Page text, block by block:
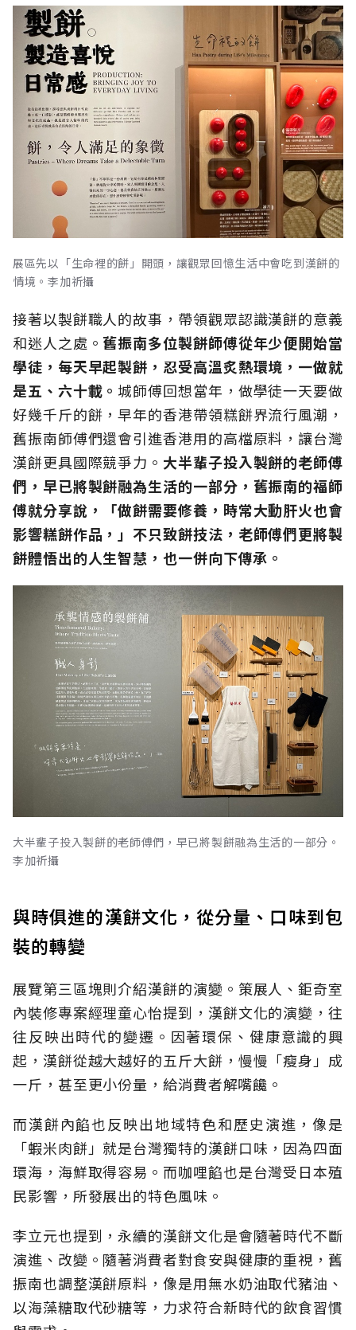
展區先以「生命裡的餅」開頭，讓觀眾回憶生活中會吃到漢餅的
情境。李加祈攝
接著以製餅職人的故事，帶領觀眾認識漢餅的意義
和迷人之處。 舊振南多位製餅師傅從年少便開始當
學徒，每天早起製餅，忍受高溫炙熱環境，一做就
是五、六十載。 城師傅回想當年，做學徒一天要做
好幾千斤的餅，早年的香港帶領糕餅界流行風潮，
舊振南師傅們還會引進香港用的高檔原料，讓台灣
漢餅更具國際競爭力。 大半輩子投入製餅的老師傅
們，早已將製餅融為生活的一部分，舊振南的福師
傅就分享說，「做餅需要修養，時常大動肝火也會
影響糕餅作品，」不只致餅技法，老師傅們更將製
餅體悟出的人生智慧，也一併向下傳承。
大半輩子投入製餅的老師傅們，早已將製餅融為生活的一部分。
李加祈攝
與時俱進的漢餅文化，從分量、口味到包
裝的轉變
展覽第三區塊則介紹漢餅的演變。策展人、鉅奇室
內裝修專案經理童心怡提到，漢餅文化的演變，往
往反映出時代的變遷。因著環保、健康意識的興
起，漢餅從越大越好的五斤大餅，慢慢「瘦身」成
一斤，甚至更小份量，給消費者解嘴饞。
而漢餅內餡也反映出地域特色和歷史演進，像是
「蝦米肉餅」就是台灣獨特的漢餅口味，因為四面
環海，海鮮取得容易。而咖哩餡也是台灣受日本殖
民影響，所發展出的特色風味。
李立元也提到，永續的漢餅文化是會隨著時代不斷
演進、改變。隨著消費者對食安與健康的重視，舊
振南也調整漢餅原料，像是用無水奶油取代豬油、
以海藻糖取代砂糖等，力求符合新時代的飲食習慣